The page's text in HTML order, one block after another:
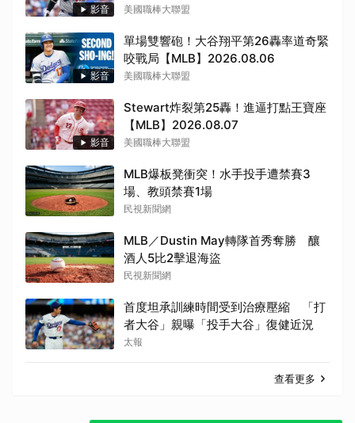
影音 美國職棒大聯盟
影音
單場雙響砲！大谷翔平第26轟率道奇緊
咬戰局【MLB】2026.08.06
美國職棒大聯盟
影音
Stewart炸裂第25轟！進逼打點王寶座
【MLB】2026.08.07
美國職棒大聯盟
MLB爆板凳衝突！水手投手遭禁賽3
場、教頭禁賽1場
民視新聞網
MLB／Dustin May轉隊首秀奪勝 釀
酒人5比2擊退海盜
民視新聞網
首度坦承訓練時間受到治療壓縮 「打
者大谷」親曝「投手大谷」復健近況
太報
查看更多